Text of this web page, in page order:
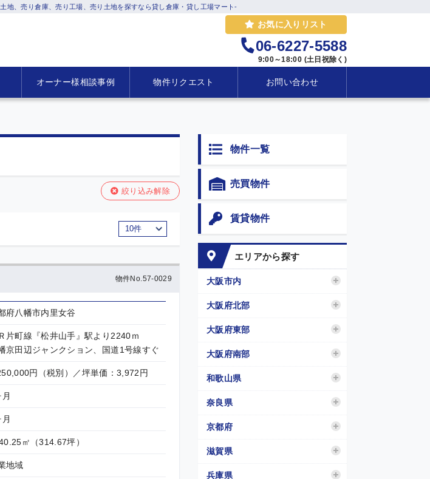
地、売り倉庫、売り工場、売り土地を探すなら貸し倉庫・貸し工場マート-
お気に入りリスト
06-6227-5588
9:00～18:00 (土日祝除く)
オーナー様相談事例 物件リクエスト お問い合わせ
絞り込み解除
物件No.57-0029
府八幡市内里女谷
片町線『松井山手』駅より2240ｍ
京田辺ジャンクション、国道1号線すぐ
円（税別）／坪単価：3,972円
㎡（314.67坪）
地域
物件一覧
売買物件
賃貸物件
エリアから探す
大阪市内
大阪府北部
大阪府東部
大阪府南部
和歌山県
奈良県
京都府
滋賀県
兵庫県